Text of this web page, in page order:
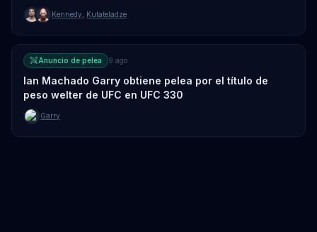
Kennedy Kutateladze
Anuncio de pelea 9 ago
Ian Machado Garry obtiene pelea por el título de
peso welter de UFC en UFC 330
Garry